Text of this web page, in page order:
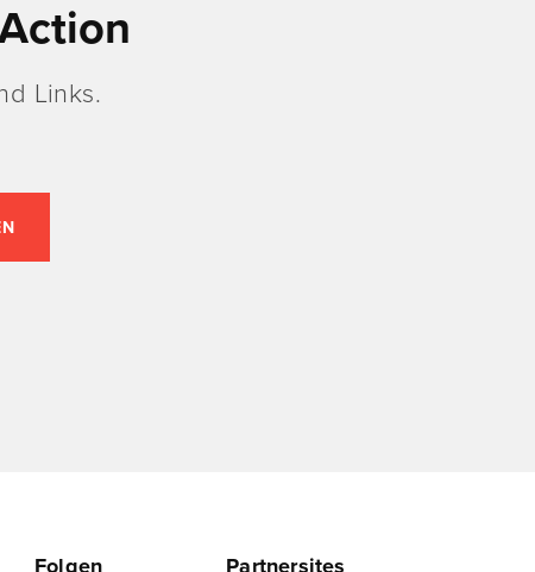
Links.
Folgen Partnersites